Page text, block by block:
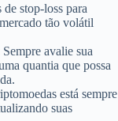
stop-loss para
tão volátil
Sempre avalie sua
quantia que possa
está sempre
suas